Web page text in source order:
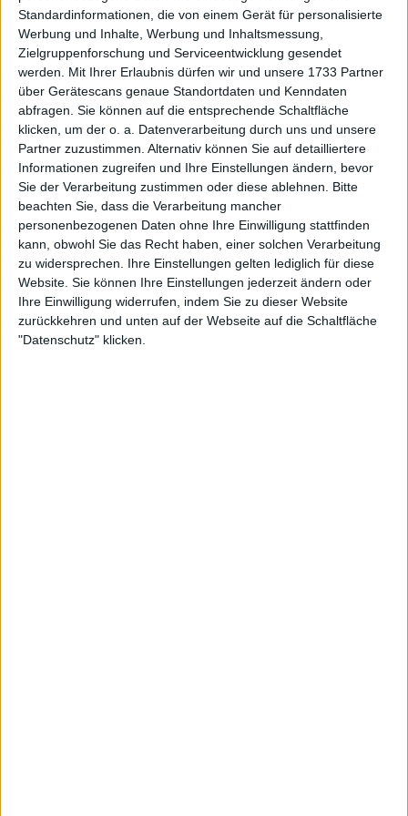
Standardinformationen, die von einem Gerät für personalisierte
Werbung und Inhalte, Werbung und Inhaltsmessung,
Zielgruppenforschung und Serviceentwicklung gesendet
werden. Mit Ihrer Erlaubnis dürfen wir und unsere 1733 Partner
über Gerätescans genaue Standortdaten und Kenndaten
abfragen. Sie können auf die entsprechende Schaltfläche
klicken, um der o. a. Datenverarbeitung durch uns und unsere
Partner zuzustimmen. Alternativ können Sie auf detailliertere
Informationen zugreifen und Ihre Einstellungen ändern, bevor
Sie der Verarbeitung zustimmen oder diese ablehnen. Bitte
beachten Sie, dass die Verarbeitung mancher
personenbezogenen Daten ohne Ihre Einwilligung stattfinden
kann, obwohl Sie das Recht haben, einer solchen Verarbeitung
zu widersprechen. Ihre Einstellungen gelten lediglich für diese
Website. Sie können Ihre Einstellungen jederzeit ändern oder
Ihre Einwilligung widerrufen, indem Sie zu dieser Website
zurückkehren und unten auf der Webseite auf die Schaltfläche
"Datenschutz" klicken.
Elena Rybakina
geschlagen wurde, hatte dieses Mal
eine viel zahmere Angelegenheit.
Weiterlesen
(VIDEO) Das Schreiten einer
Siegerin: Aryna Sabalenkas
grandioser Gang zum Pokal nach
ihrem zweiten Australian Open-
Titel